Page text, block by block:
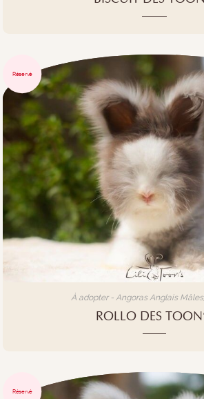
À adopter - Angoras Anglais Mâles,
ROLLO DES
Réservé
Réservé